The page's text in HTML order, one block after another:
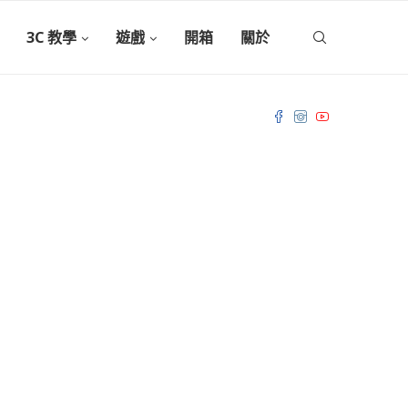
3C 教學 遊戲 開箱 關於